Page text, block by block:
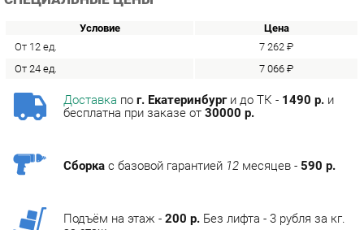
От 12 ед.
7 066 ₽
Сборкас базовой гарантией12месяцев -
Подъём на этаж -200 р.Без лифта - 3 рубля за кг.
ТЭГИ